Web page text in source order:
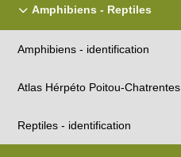
Amphibiens - Reptiles
Amphibiens - identification
Atlas Hérpéto Poitou-Chatrentes
Reptiles - identification